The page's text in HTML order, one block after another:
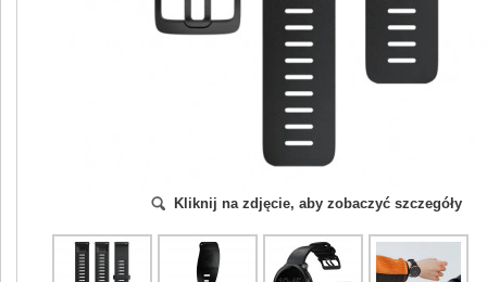
Kliknij na zdjęcie, aby zobaczyć szczegóły